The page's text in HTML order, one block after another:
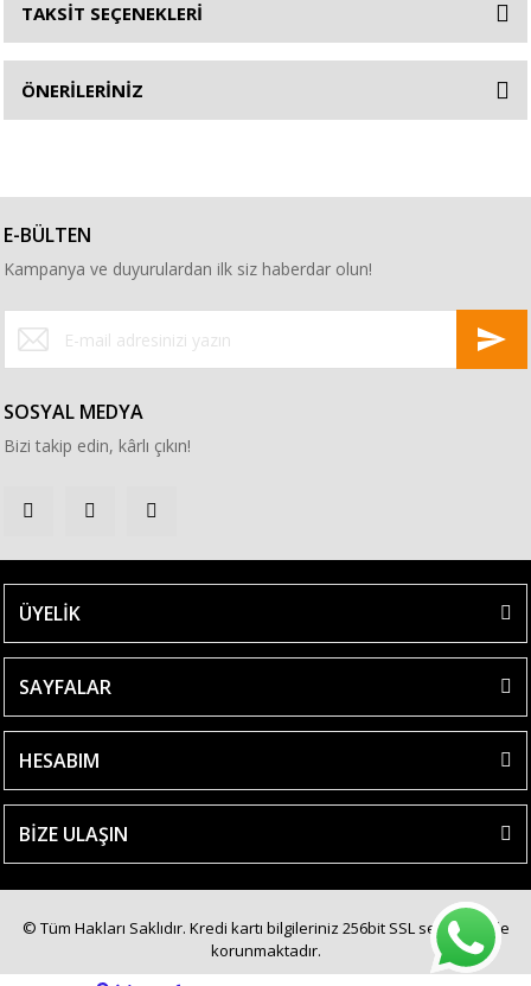
TAKSİT SEÇENEKLERİ
ÖNERİLERİNİZ
E-BÜLTEN
Kampanya ve duyurulardan ilk siz haberdar olun!
SOSYAL MEDYA
Bizi takip edin, kârlı çıkın!
ÜYELİK
SAYFALAR
HESABIM
BİZE ULAŞIN
© Tüm Hakları Saklıdır. Kredi kartı bilgileriniz 256bit SSL sertifikası ile
korunmaktadır.